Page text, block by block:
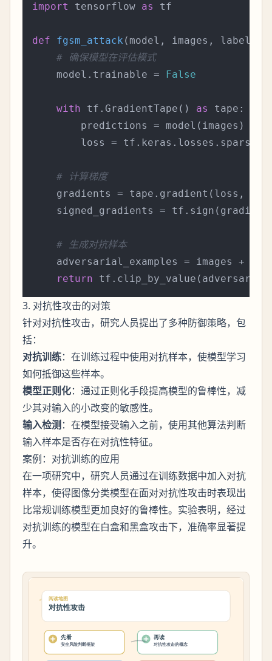
import
tensorflow as tf
def fgsm_attack ( model, images, labels,
# 确保模型在评估模式
    model.trainable =
False
with tf.GradientTape() as
tape:
        predictions = model(images)
loss =
# 计算梯度
gradients = tape.gradient(loss,
signed_gradients =
# 生成对抗样本
adversarial_examples = images +
return
3. 对抗性攻击的对策
针对对抗性攻击，研究人员提出了多种防御策略，包
括：
对抗训练：在训练过程中使用对抗样本，使模型学习
如何抵御这些样本。
模型正则化：通过正则化手段提高模型的鲁棒性，减
少其对输入的小改变的敏感性。
输入检测 ：在模型接受输入之前，使用其他算法判断
输入样本是否存在对抗性特征。
案例：对抗训练的应用
在一项研究中，研究人员通过在训练数据中加入对抗
样本，使得图像分类模型在面对对抗性攻击时表现出
比常规训练模型更加良好的鲁棒性。实验表明，经过
对抗训练的模型在白盒和黑盒攻击下，准确率显著提
升。